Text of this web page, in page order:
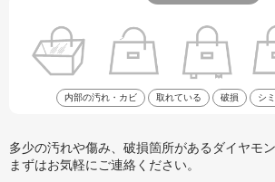
内部の汚れ・カビ 取れている 破損 シミ
多少の汚れや傷み、破損箇所があるダイヤモ
まずはお気軽にご連絡ください。